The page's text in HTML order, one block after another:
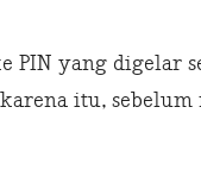
yang digelar
itu,